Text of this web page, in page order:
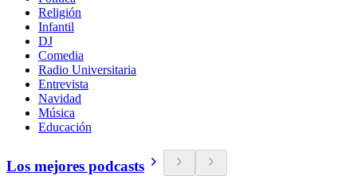
Religión
Infantil
DJ
Comedia
Radio Universitaria
Entrevista
Navidad
Música
Educación
Los mejores podcasts